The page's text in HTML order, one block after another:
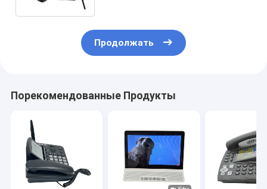
Продолжать
Порекомендованные Продукты